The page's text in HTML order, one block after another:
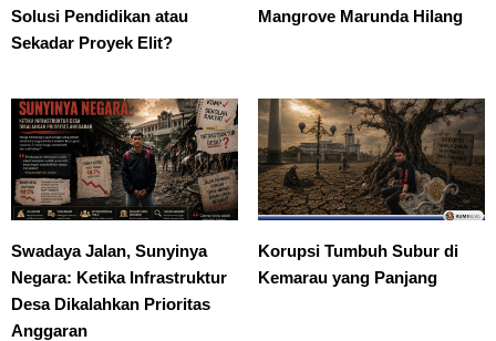
Solusi Pendidikan atau
Sekadar Proyek Elit?
Mangrove Marunda Hilang
Swadaya Jalan, Sunyinya
Negara: Ketika Infrastruktur
Desa Dikalahkan Prioritas
Anggaran
Korupsi Tumbuh Subur di
Kemarau yang Panjang